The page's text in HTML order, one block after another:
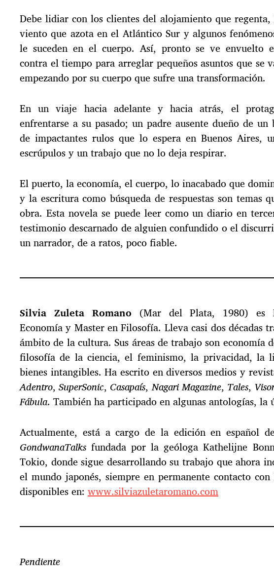
d
a
Debe lidiar con los clientes del alojamiento que
viento que azota en el Atlántico Sur y algunos
le suceden en el cuerpo. Así, pronto se ve envuelto
contra el tiempo para arreglar pequeños asuntos que se
empezando por su cuerpo que sufre una transformación.
En un viaje hacia adelante y hacia atrás, el
enfrentarse a su pasado; un padre ausente dueño de
de impactantes rulos que lo espera en Buenos Aires,
escrúpulos y un trabajo que no lo deja respirar.
El puerto, la economía, el cuerpo, lo inacabado que
y la escritura como búsqueda de respuestas son temas
obra. Esta novela se puede leer como un diario en
testimonio descarnado de alguien confundido o el
un narrador, de a ratos, poco fiable.
Silvia Zuleta Romano (Mar del Plata, 1980) es
Economía y Master en Filosofía. Lleva casi dos décadas
ámbito de la cultura. Sus áreas de trabajo son economía
filosofía de la ciencia, el feminismo, la privacidad, la
bienes intangibles. Ha escrito en diversos medios y
Adentro,SuperSonic, Casapaís,Nagari Magazine, Tales,
Fábula. También ha participado en algunas antologías,
Actualmente, está a cargo de la edición en español
GondwanaTalks fundada por la geóloga Kathelijne
Tokio, donde sigue desarrollando su trabajo que ahora
el mundo japonés, siempre en permanente contacto
disponibles en: www.silviazuletaromano.com
Pendiente